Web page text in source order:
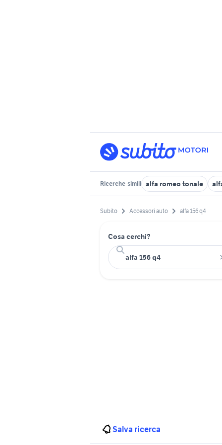
Ricerche simili alfa romeo tonale
Subito Accessori auto alfa 156 q4
Cosa cerchi?
Salva ricerca